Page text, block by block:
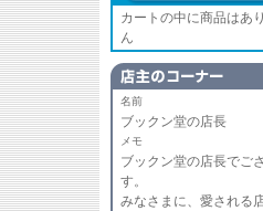
カートの中に商品はあ
ん
名前
ブックン堂の店長
メモ
ブックン堂の店長でご
みなさまに、愛される